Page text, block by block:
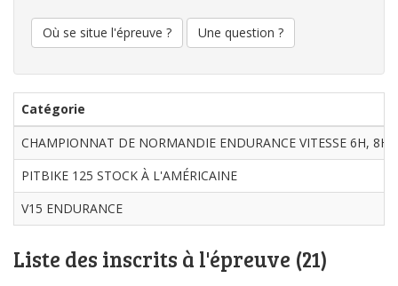
Où se situe l'épreuve ? Une question ?
Catégorie
CHAMPIONNAT DE NORMANDIE ENDURANCE VITESSE 6H, 8H
PITBIKE 125 STOCK À L'AMÉRICAINE
V15 ENDURANCE
Liste des inscrits à l'épreuve (21)